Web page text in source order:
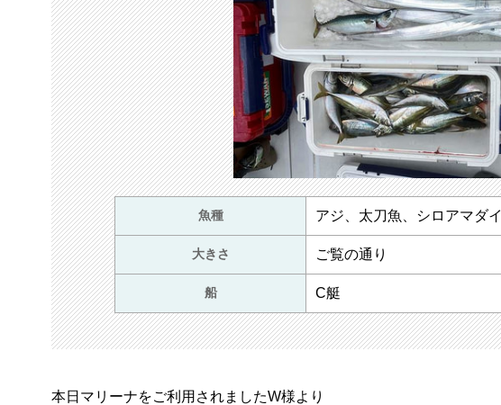
魚種 アジ、太刀魚、シロアマダイ
大きさ ご覧の通り
船 C艇
本日マリーナをご利用されましたW様より